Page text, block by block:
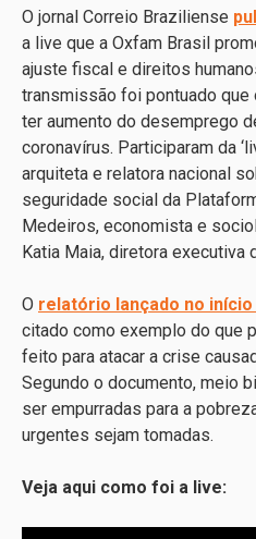
O jornal Correio Braziliense
a live que a Oxfam Brasil
ajuste fiscal e direitos
transmissão foi pontuado que
ter aumento do desemprego
coronavírus. Participaram da
arquiteta e relatora nacional
seguridade social da
Medeiros, economista e
Katia Maia, diretora executiva
O relatório lançado no início
citado como exemplo do que
feito para atacar a crise
Segundo o documento, meio
ser empurradas para a
urgentes sejam tomadas.
Veja aqui como foi a live: